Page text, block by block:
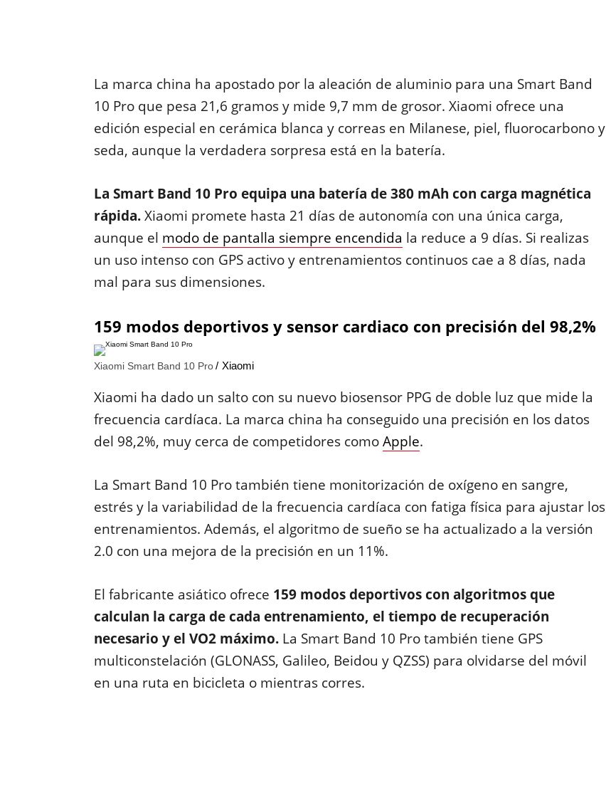
La marca china ha apostado por la aleación de aluminio para una Smart Band
10 Pro que pesa 21,6 gramos y mide 9,7 mm de grosor. Xiaomi ofrece una
edición especial en cerámica blanca y correas en Milanese, piel, fluorocarbono y
seda, aunque la verdadera sorpresa está en la batería.
La Smart Band 10 Pro equipa una batería de 380 mAh con carga magnética
rápida.Xiaomi promete hasta 21 días de autonomía con una única carga,
aunque el modo de pantalla siempre encendida la reduce a 9 días. Si realizas
un uso intenso con GPS activo y entrenamientos continuos cae a 8 días, nada
mal para sus dimensiones.
159 modos deportivos y sensor cardiaco con precisión del 98,2%
Xiaomi Smart Band 10 Pro Xiaomi
Xiaomi ha dado un salto con su nuevo biosensor PPG de doble luz que mide la
frecuencia cardíaca. La marca china ha conseguido una precisión en los datos
del 98,2%, muy cerca de competidores comoApple.
La Smart Band 10 Pro también tiene monitorización de oxígeno en sangre,
estrés y la variabilidad de la frecuencia cardíaca con fatiga física para ajustar los
entrenamientos. Además, el algoritmo de sueño se ha actualizado a la versión
2.0 con una mejora de la precisión en un 11%.
El fabricante asiático ofrece 159 modos deportivos con algoritmos que
calculan la carga de cada entrenamiento, el tiempo de recuperación
necesario y el VO2 máximo. La Smart Band 10 Pro también tiene GPS
multiconstelación (GLONASS, Galileo, Beidou y QZSS) para olvidarse del móvil
en una ruta en bicicleta o mientras corres.